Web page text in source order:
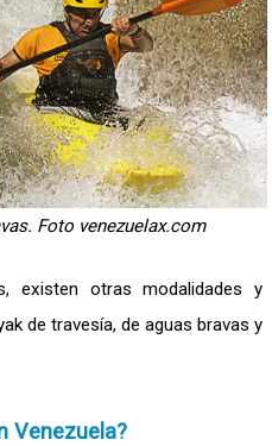
Foto venezuelax.com
existen otras modalidades y
de travesía, de aguas bravas y
Venezuela?